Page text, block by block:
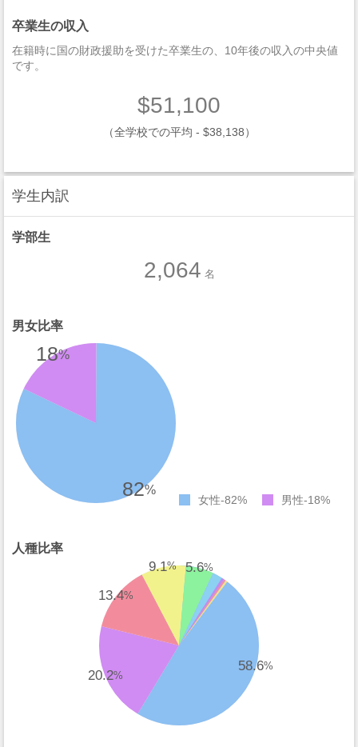
卒業生の収入
在籍時に国の財政援助を受けた卒業生の、10年後の収入の中央値
です。
$51,100
（全学校での平均 - $38,138）
学生内訳
学部生
2,064 名
男女比率
82%
18%
女性 82% 男性 18%
人種比率
58.6%
20.2%
13.4%
9.1% 5.6%